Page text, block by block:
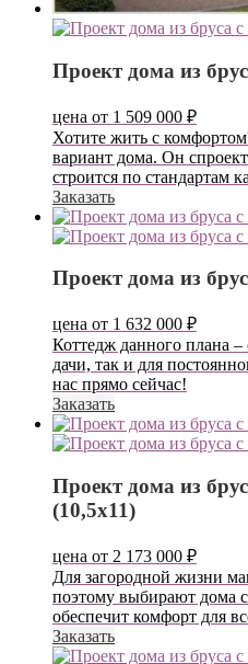
Проект дома из
цена от 1 509 000 ₽
Хотите жить с
вариант дома. Он
строится по стандартам
Заказать
Проект дома из
цена от 1 632 000 ₽
Коттедж данного плана
дачи, так и для
нас прямо сейчас!
Заказать
Проект дома из
(10,5х11)
цена от 2 173 000 ₽
Для загородной жизни
поэтому выбирают дома
обеспечит комфорт для
Заказать